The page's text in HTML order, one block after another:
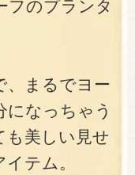
フのプランタ
、まるでヨー
になっちゃう
も美しい見せ
テム。